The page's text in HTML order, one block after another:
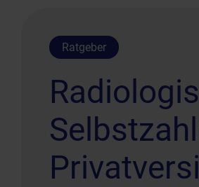
Ratgeber